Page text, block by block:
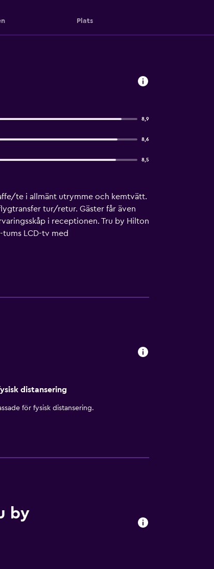
Plats
8,9
8,6
8,5
te i allmänt utrymme och kemtvätt.
tur/retur. Gäster får även
i receptionen. Tru by Hilton
LCD-tv med
gratis fast internetuppkoppling och
kan förekomma). Städning sker
distansering
för fysisk distansering.
by